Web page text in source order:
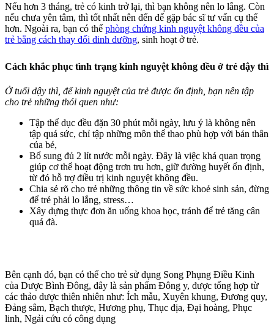
Nếu hơn 3 tháng, trẻ có kinh trở lại, thì bạn không nên lo lắng. Còn
nếu chưa yên tâm, thì tốt nhất nên đến để gặp bác sĩ tư vấn cụ thể
hơn. Ngoài ra, bạn có thể phòng chứng kinh nguyệt không đều của
trẻ bằng cách thay đổi dinh dưỡng, sinh hoạt ở trẻ.
Cách khắc phục tình trạng kinh nguyệt không đều ở trẻ dậy thì
Ở tuổi dậy thì, để kinh nguyệt của trẻ được ổn định, bạn nên tập
cho trẻ những thói quen như:
Tập thể dục đều đặn 30 phút mỗi ngày, lưu ý là không nên
tập quá sức, chỉ tập những môn thể thao phù hợp với bản thân
của bé,
Bổ sung đủ 2 lít nước mỗi ngày. Đây là việc khá quan trọng
giúp cơ thể hoạt động trơn tru hơn, giữ đường huyết ổn định,
từ đó hỗ trợ điều trị kinh nguyệt không đều.
Chia sẻ rõ cho trẻ những thông tin về sức khoẻ sinh sản, đừng
để trẻ phải lo lắng, stress…
Xây dựng thực đơn ăn uống khoa học, tránh để trẻ tăng cân
quá đà.
Bên cạnh đó, bạn có thể cho trẻ sử dụng Song Phụng Điều Kinh
của Dược Bình Đông, đây là sản phẩm Đông y, được tổng hợp từ
các thảo dược thiên nhiên như: Ích mẫu, Xuyên khung, Đương quy,
Đảng sâm, Bạch thược, Hương phụ, Thục địa, Đại hoàng, Phục
linh, Ngải cứu có công dụng